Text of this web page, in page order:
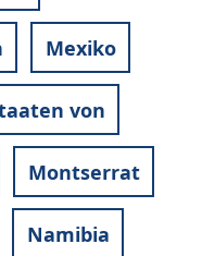
Mexiko
von
Montserrat
Namibia